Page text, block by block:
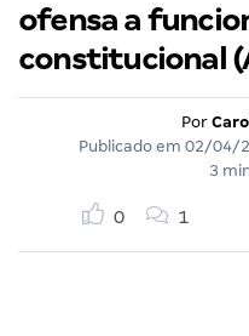
ofensa a
constitucional
Por
Publicado em 02/04/
3
0 1